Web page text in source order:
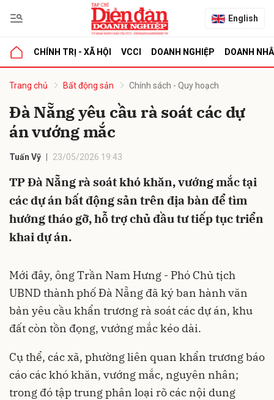
English
CHÍNH TRỊ - XÃ HỘI VCCI DOANH NGHIỆP DOANH
Trang chủ Bất động sản Chính sách - Quy hoạch
Đà Nẵng yêu cầu rà soát các dự
án vướng mắc
Tuấn Vỹ 23/05/2026 19:43
TP Đà Nẵng rà soát khó khăn, vướng mắc tại
các dự án bất động sản trên địa bàn để tìm
hướng tháo gỡ, hỗ trợ chủ đầu tư tiếp tục triển
khai dự án.
Mới đây, ông Trần Nam Hưng - Phó Chủ tịch
UBND thành phố Đà Nẵng đã ký ban hành văn
bản yêu cầu khẩn trương rà soát các dự án, khu
đất còn tồn đọng, vướng mắc kéo dài.
Cụ thể, các xã, phường liên quan khẩn trương báo
cáo các khó khăn, vướng mắc, nguyên nhân;
trong đó tập trung phân loại rõ các nội dung
luận
Hủy